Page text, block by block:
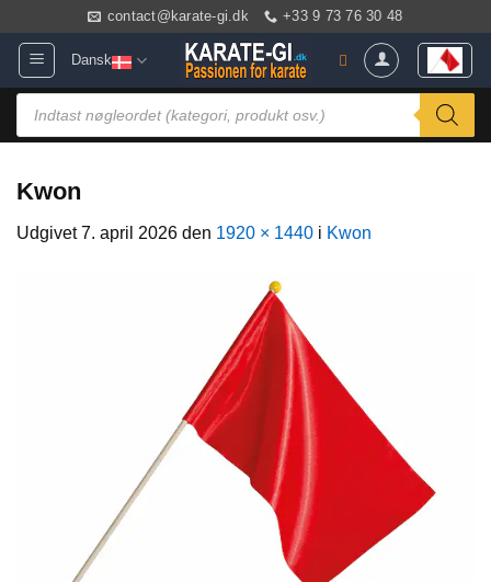
indhold
contact@karate-gi.dk +33 9 73 76 30 48
Dansk
Products
search
Kwon
Udgivet7. april 2026 den 1920 × 1440 i Kwon